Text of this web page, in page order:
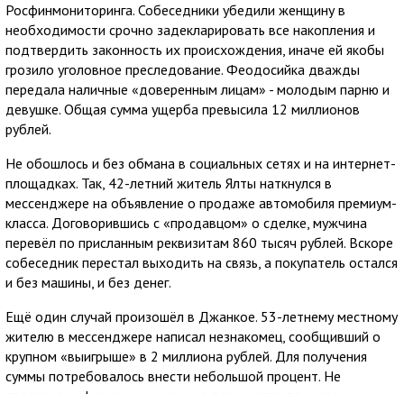
Росфинмониторинга. Собеседники убедили женщину в
необходимости срочно задекларировать все накопления и
подтвердить законность их происхождения, иначе ей якобы
грозило уголовное преследование. Феодосийка дважды
передала наличные «доверенным лицам» - молодым парню и
девушке. Общая сумма ущерба превысила 12 миллионов
рублей.
Не обошлось и без обмана в социальных сетях и на интернет-
площадках. Так, 42-летний житель Ялты наткнулся в
мессенджере на объявление о продаже автомобиля премиум-
класса. Договорившись с «продавцом» о сделке, мужчина
перевёл по присланным реквизитам 860 тысяч рублей. Вскоре
собеседник перестал выходить на связь, а покупатель остался
и без машины, и без денег.
Ещё один случай произошёл в Джанкое. 53-летнему местному
жителю в мессенджере написал незнакомец, сообщивший о
крупном «выигрыше» в 2 миллиона рублей. Для получения
суммы потребовалось внести небольшой процент. Не